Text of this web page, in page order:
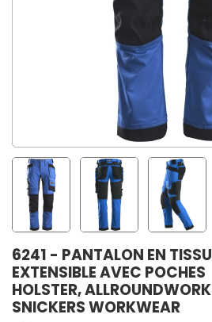
6241 - PANTALON EN TISSU
EXTENSIBLE AVEC POCHES
HOLSTER, ALLROUNDWORK
SNICKERS WORKWEAR